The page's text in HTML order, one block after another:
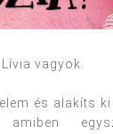
vagyok.
és alakíts
amiben